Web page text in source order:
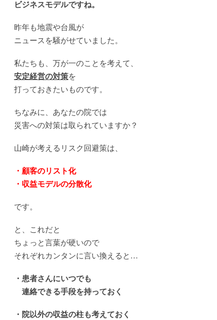
ビジネスモデルですね。
昨年も地震や台風が
ニュースを騒がせていました。
私たちも、万が一のことを考えて、
安定経営の対策を
打っておきたいものです。
ちなみに、あなたの院では
災害への対策は取られていますか？
山崎が考えるリスク回避策は、
・顧客のリスト化
・収益モデルの分散化
です。
と、これだと
ちょっと言葉が硬いので
それぞれカンタンに言い換えると…
・患者さんにいつでも
連絡できる手段を持っておく
・院以外の収益の柱も考えておく